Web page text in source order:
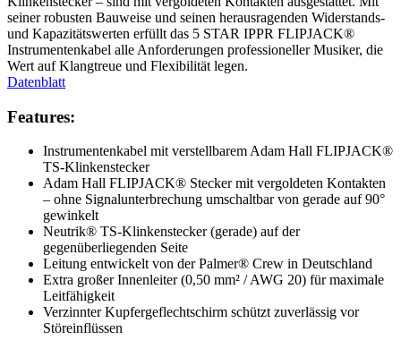
seiner robusten Bauweise und seinen herausragenden Widerstands-
und Kapazitätswerten erfüllt das 5 STAR IPPR FLIPJACK®
Instrumentenkabel alle Anforderungen professioneller Musiker, die
Wert auf Klangtreue und Flexibilität legen.
Datenblatt
Features:
Instrumentenkabel mit verstellbarem Adam Hall FLIPJACK®
TS-Klinkenstecker
Adam Hall FLIPJACK® Stecker mit vergoldeten Kontakten
– ohne Signalunterbrechung umschaltbar von gerade auf 90°
gewinkelt
Neutrik® TS-Klinkenstecker (gerade) auf der
gegenüberliegenden Seite
Leitung entwickelt von der Palmer® Crew in Deutschland
Extra großer Innenleiter (0,50 mm² / AWG 20) für maximale
Leitfähigkeit
Verzinnter Kupfergeflechtschirm schützt zuverlässig vor
Störeinflüssen